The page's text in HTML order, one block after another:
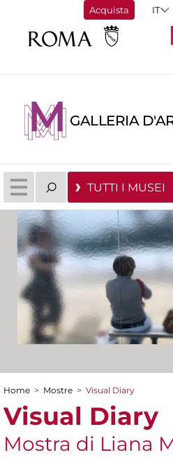
Acquista
GALLERIA
TUTTI I MUSEI
Tu sei qui
Home > Mostre > Visual Diary
Visual Diary
Mostra di Liana